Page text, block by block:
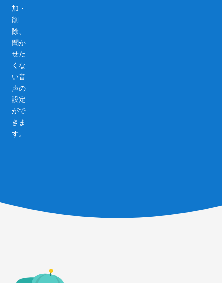
加・
削
除、
聞か
せた
くな
い音
声の
設定
がで
きま
す。